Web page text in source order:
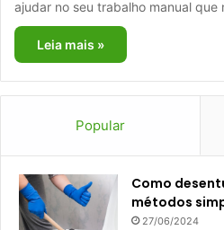
ajudar no seu trabalho manual
Leia mais »
Popular
Como
métodos
27/06/2024